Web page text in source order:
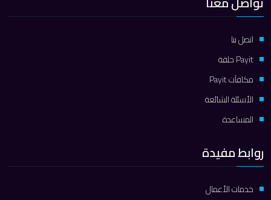
اتصل بنا
Payit حلقة
مكافآت Payit
الأسئلة الشائعة
المساعدة
روابط مفيدة
خدمات الأعمال